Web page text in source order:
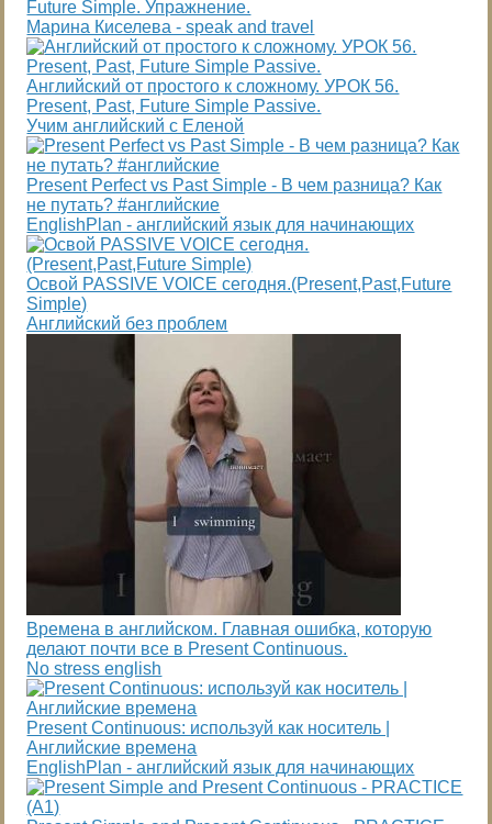
Future Simple. Упражнение.
Марина Киселева - speak and travel
Английский от простого к сложному. УРОК 56.
Present, Past, Future Simple Passive.
Учим английский с Еленой
Present Perfect vs Past Simple - В чем разница? Как
не путать? #английские
EnglishPlan - английский язык для начинающих
Освой PASSIVE VOICE сегодня.(Present,Past,Future
Simple)
Английский без проблем
Времена в английском. Главная ошибка, которую
делают почти все в Present Continuous.
No stress english
Present Continuous: используй как носитель |
Английские времена
EnglishPlan - английский язык для начинающих